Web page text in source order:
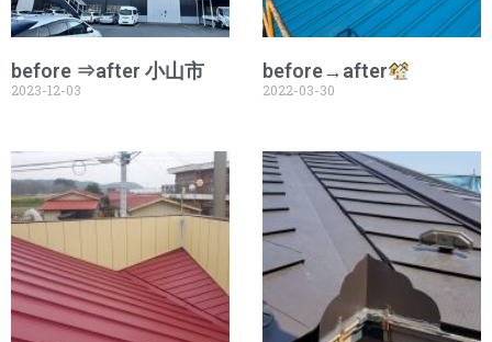
before ⇒after 小山市
2023-12-03
before→after
2022-03-30